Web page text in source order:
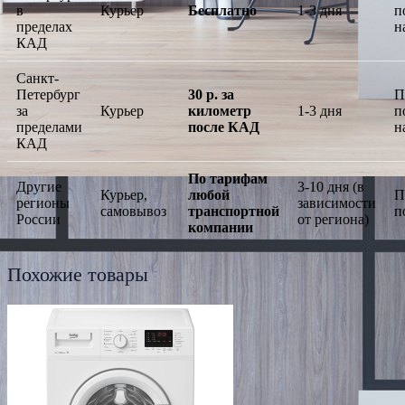
в
пределах
КАД
Курьер Бесплатно 1-3 дня
Санкт-
Петербург
за
пределами
КАД
Курьер
30 р. за
километр
после КАД
1-3 дня
Другие
регионы
России
Курьер,
самовывоз
По тарифам
любой
транспортной
компании
3-10 дня (в
зависимости
от региона)
Похожие товары